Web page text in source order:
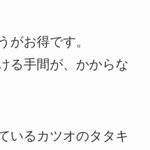
がお得です。
る手間が、かからな
いるカツオのタタキ